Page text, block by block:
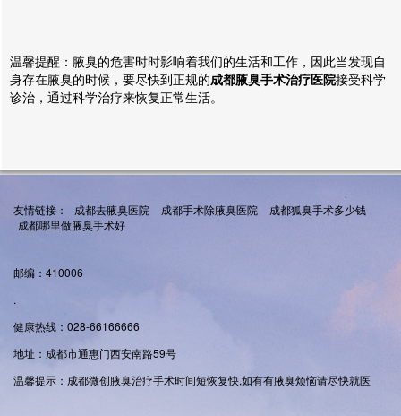
温馨提醒：腋臭的危害时时影响着我们的生活和工作，因此当发现自
身存在腋臭的时候，要尽快到正规的成都腋臭手术治疗医院接受科学
诊治，通过科学治疗来恢复正常生活。
友情链接： 成都去腋臭医院 成都手术除腋臭医院
成都狐臭手术多少钱
成都哪里做腋臭手术好
邮编：410006
.
健康热线：028-66166666
地址：成都市通惠门西安南路59号
温馨提示：成都微创腋臭治疗手术时间短恢复快,如有有腋臭烦恼请尽快就医